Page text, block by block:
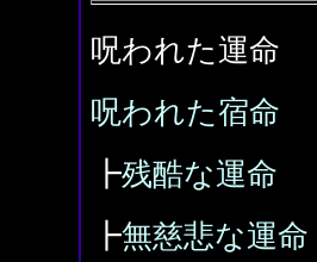
呪われた運命
呪われた宿命
┣残酷な運命
┣無慈悲な運命